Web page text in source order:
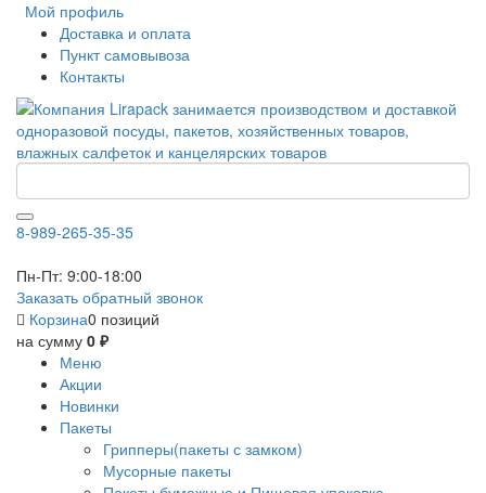
Мой профиль
Доставка и оплата
Пункт самовывоза
Контакты
8-989-265-35-35
Пн-Пт: 9:00-18:00
Заказать обратный звонок
Корзина0 позиций
на сумму 0 ₽
Меню
Акции
Новинки
Пакеты
Грипперы(пакеты с замком)
Мусорные пакеты